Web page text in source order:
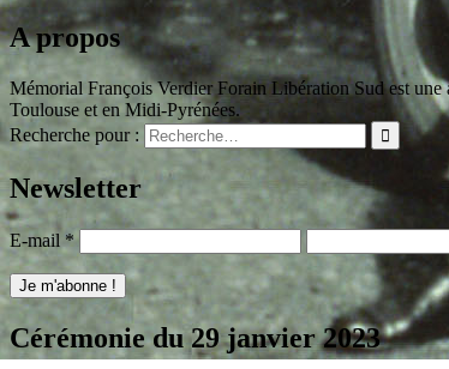
A propos
Mémorial François Verdier Forain Libération Sud est
Toulouse et en Midi-Pyrénées.
Recherche pour :
Newsletter
E-mail *
Cérémonie du 29 janvier 2023